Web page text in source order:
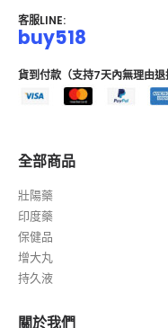
客服LINE:
buy518
貨到付款（支持7天內無理由退
全部商品
壯陽藥
印度藥
保健品
增大丸
持久液
關於我們